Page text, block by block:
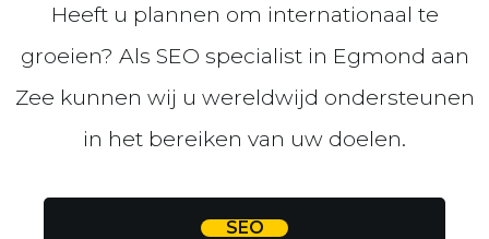
Heeft u plannen om internationaal te
groeien? Als SEO specialist in Egmond aan
Zee kunnen wij u wereldwijd ondersteunen
in het bereiken van uw doelen.
SEO